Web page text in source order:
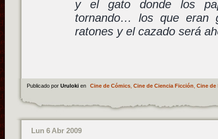
y el gato donde los
tornando… los que eran
ratones y el cazado será
Publicado por Uruloki en Cine de Cómics, Cine de Ciencia Ficción Cine de
Lun 6 Abr 2009